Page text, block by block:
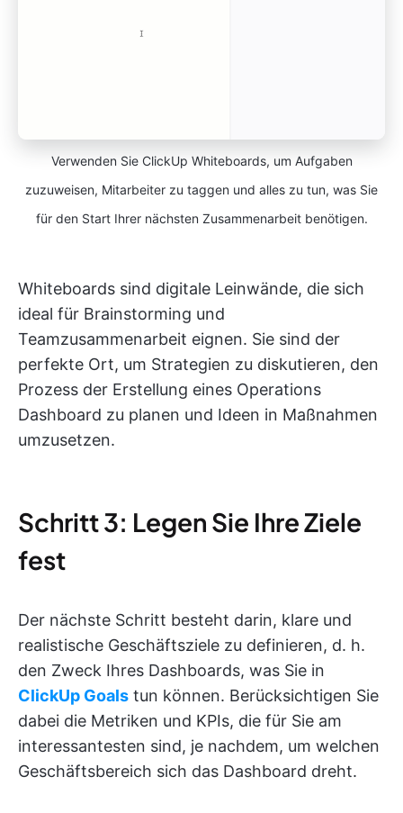
Verwenden Sie ClickUp Whiteboards, um Aufgaben
zuzuweisen, Mitarbeiter zu taggen und alles zu tun, was Sie
für den Start Ihrer nächsten Zusammenarbeit benötigen.
Whiteboards sind digitale Leinwände, die sich
ideal für Brainstorming und
Teamzusammenarbeit eignen. Sie sind der
perfekte Ort, um Strategien zu diskutieren, den
Prozess der Erstellung eines Operations
Dashboard zu planen und Ideen in Maßnahmen
umzusetzen.
Schritt 3: Legen Sie Ihre Ziele
fest
Der nächste Schritt besteht darin, klare und
realistische Geschäftsziele zu definieren, d. h.
den Zweck Ihres Dashboards, was Sie in
ClickUp Goals tun können. Berücksichtigen Sie
dabei die Metriken und KPIs, die für Sie am
interessantesten sind, je nachdem, um welchen
Geschäftsbereich sich das Dashboard dreht.